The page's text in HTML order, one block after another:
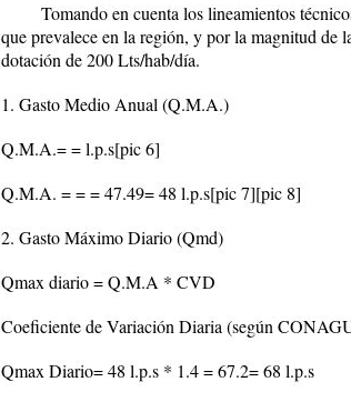
Tomando en cuenta los lineamientos
que prevalece en la región, y por la magnitud de
dotación de 200 Lts/hab/día.
1. Gasto Medio Anual (Q.M.A.)
Q.M.A.= = l.p.s[pic 6]
Q.M.A. = = = 47.49= 48 l.p.s[pic 7][pic 8]
2. Gasto Máximo Diario (Qmd)
Qmax diario = Q.M.A * CVD
Coeficiente de Variación Diaria (según
Qmax Diario= 48 l.p.s * 1.4 = 67.2= 68 l.p.s